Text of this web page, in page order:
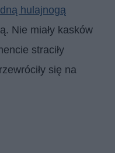
hulajnogą
Nie miały kasków
straciły
się na